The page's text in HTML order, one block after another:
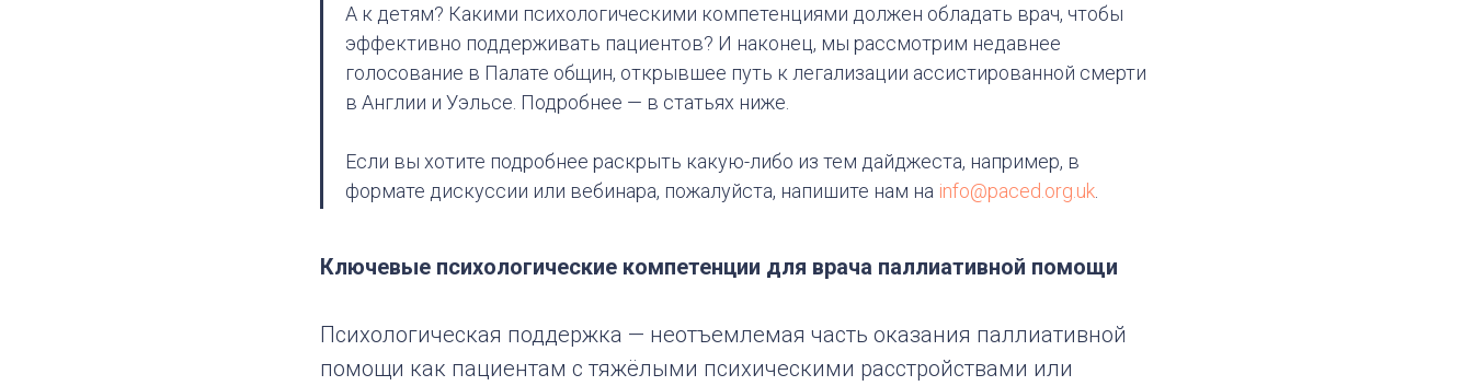
А к детям? Какими психологическими компетенциями должен обладать врач, чтобы
эффективно поддерживать пациентов? И наконец, мы рассмотрим недавнее
голосование в Палате общин, открывшее путь к легализации ассистированной смерти
в Англии и Уэльсе. Подробнее — в статьях ниже.
Если вы хотите подробнее раскрыть какую-либо из тем дайджеста, например, в
формате дискуссии или вебинара, пожалуйста, напишите нам на info@paced.org.uk
Ключевые психологические компетенции для врача паллиативной помощи
Психологическая поддержка — неотъемлемая часть оказания паллиативной
помощи как пациентам с тяжёлыми психическими расстройствами или